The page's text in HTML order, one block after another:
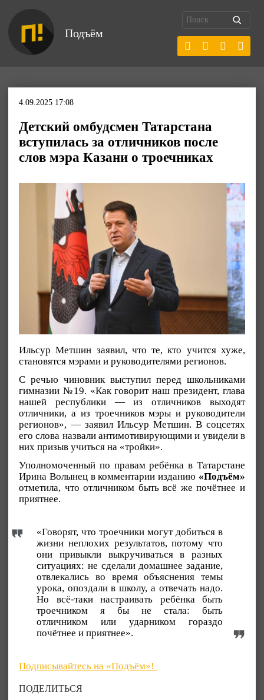
Подъём
4.09.2025 17:08
Детский омбудсмен Татарстана
вступилась за отличников после
слов мэра Казани о троечниках
Ильсур Метшин заявил, что те, кто учится хуже,
становятся мэрами и руководителями регионов.
С речью чиновник выступил перед школьниками
гимназии №19. «Как говорит наш президент, глава
нашей республики — из отличников выходят
отличники, а из троечников мэры и руководители
регионов», — заявил Ильсур Метшин. В соцсетях
его слова назвали антимотивирующими и увидели в
них призыв учиться на «тройки».
Уполномоченный по правам ребёнка в Татарстане
Ирина Волынец в комментарии изданию «Подъём»
отметила, что отличником быть всё же почётнее и
приятнее.
«Говорят, что троечники могут добиться в
жизни неплохих результатов, потому что
они привыкли выкручиваться в разных
ситуациях: не сделали домашнее задание,
отвлекались во время объяснения темы
урока, опоздали в школу, а отвечать надо.
Но всё-таки настраивать ребёнка быть
троечником я бы не стала: быть
отличником или ударником гораздо
почётнее и приятнее».
Подписывайтесь на «Подъём»!
ПОДЕЛИТЬСЯ